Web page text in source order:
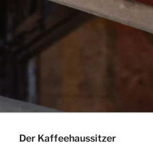
Der Kaffeehaussitzer